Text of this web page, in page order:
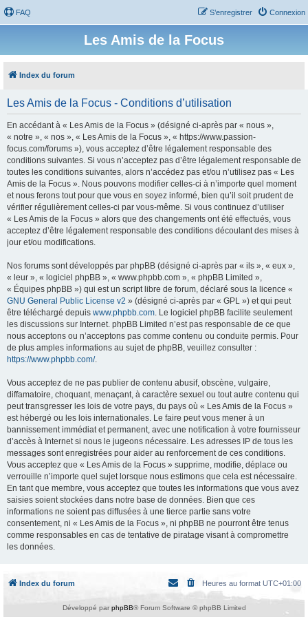
FAQ Connexion
S’enregistrer
Les Amis de la Focus
Index du forum
Les Amis de la Focus - Conditions d’utilisation
En accédant à « Les Amis de la Focus » (désigné ci-après par « nous »,
« notre », « nos », « Les Amis de la Focus », « https://www.passion-
focus.com/forums »), vous acceptez d’être légalement responsable des
conditions suivantes. Si vous n’acceptez pas d’être légalement responsable de
toutes les conditions suivantes, alors n’accédez pas et/ou n’utilisez pas « Les
Amis de la Focus ». Nous pouvons modifier celles-ci à n’importe quel moment
et nous ferons tout pour que vous en soyez informé, bien qu’il soit prudent de
vérifier régulièrement celles-ci par vous-même. Si vous continuez d’utiliser
« Les Amis de la Focus » alors que des changements ont été effectués, vous
acceptez d’être légalement responsable des conditions découlant des mises à
jour et/ou modifications.
Nos forums sont développés par phpBB (désigné ci-après par « ils », « eux »,
« leur », « logiciel phpBB », « www.phpbb.com », « phpBB Limited »,
« Équipes phpBB ») qui est un script libre de forum, déclaré sous la licence «
GNU General Public License v2 » (désigné ci-après par « GPL ») et qui peut
être téléchargé depuis www.phpbb.com. Le logiciel phpBB facilite seulement
les discussions sur Internet. phpBB Limited n’est pas responsable de ce que
nous acceptons ou n’acceptons pas comme contenu ou conduite permis. Pour
de plus amples informations au sujet de phpBB, veuillez consulter :
https://www.phpbb.com/.
Vous acceptez de ne pas publier de contenu abusif, obscène, vulgaire,
diffamatoire, choquant, menaçant, à caractère sexuel ou tout autre contenu qui
peut transgresser les lois de votre pays, du pays où « Les Amis de la Focus »
est hébergé ou les lois internationales. Le faire peut vous mener à un
bannissement immédiat et permanent, avec une notification à votre fournisseur
d’accès à Internet si nous le jugeons nécessaire. Les adresses IP de tous les
messages sont enregistrées pour aider au renforcement de ces conditions.
Vous acceptez que « Les Amis de la Focus » supprime, modifie, déplace ou
verrouille n’importe quel sujet lorsque nous estimons que cela est nécessaire.
En tant que membre, vous acceptez que toutes les informations que vous avez
saisies soient stockées dans notre base de données. Bien que ces
informations ne soient pas diffusées à une tierce partie sans votre
consentement, ni « Les Amis de la Focus », ni phpBB ne pourront être tenus
comme responsables en cas de tentative de piratage visant à compromettre
les données.
Index du forum Heures au format UTC+01:00
Développé par phpBB® Forum Software © phpBB Limited